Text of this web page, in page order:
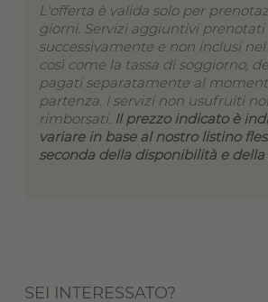
L'offerta è valida solo per
giorni. Servizi aggiuntivi prenotati
successivamente e non inclusi
così come la tassa di soggiorno,
pagati separatamente al
partenza. I servizi non usufruiti
rimborsati. Il prezzo indicato è
variare in base al nostro listino
seconda della disponibilità e della
SEI INTERESSATO?